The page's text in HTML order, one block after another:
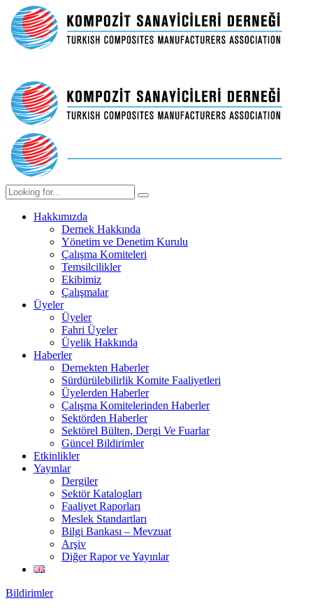
Hakkımızda
Dernek Hakkında
Yönetim ve Denetim Kurulu
Çalışma Komiteleri
Temsilcilikler
Ekibimiz
Çalışmalar
Üyeler
Üyeler
Fahri Üyeler
Üyelik Hakkında
Haberler
Dernekten Haberler
Sürdürülebilirlik Komite Faaliyetleri
Üyelerden Haberler
Çalışma Komitelerinden Haberler
Sektörden Haberler
Sektörel Bülten, Dergi Ve Fuarlar
Güncel Bildirimler
Etkinlikler
Yayınlar
Dergiler
Sektör Katalogları
Faaliyet Raporları
Meslek Standartları
Bilgi Bankası – Mevzuat
Arşiv
Diğer Rapor ve Yayınlar
Bildirimler